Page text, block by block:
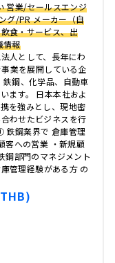
営業/セールスエンジ
グ/PR メーカー（自
食・サービス、出
情報
人として、長年にわ
業を展開している企
鋼、化学品、自動車
ます。 日本本社およ
を強みとし、現地密
わせたビジネスを行
鉄鋼業界で 倉庫管理
客への営業 ・新規顧
鋼部門のマネジメント
管理経験がある方 の